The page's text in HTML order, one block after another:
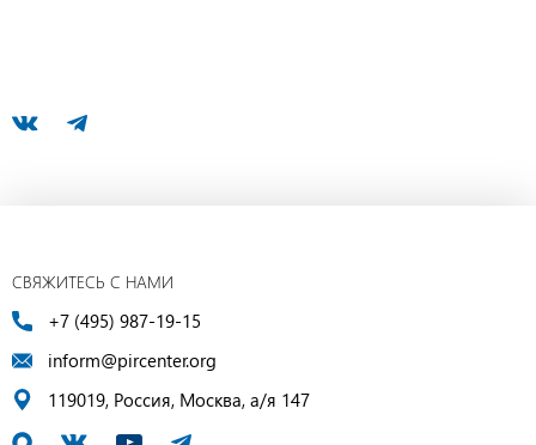
СВЯЖИТЕСЬ С НАМИ
+7 (495) 987-19-15
inform@pircenter.org
119019, Россия, Москва, а/я 147